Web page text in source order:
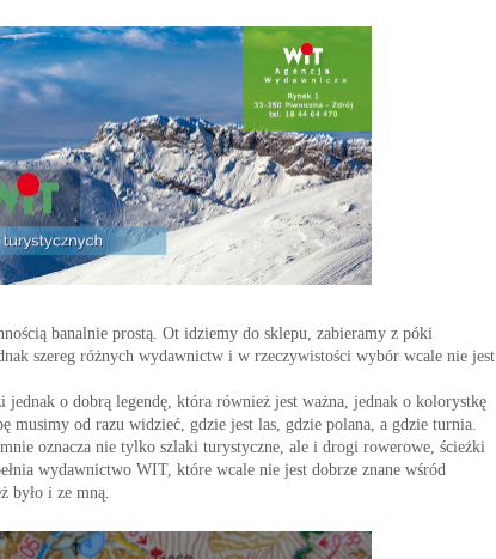
banalnie prostą. Ot idziemy do sklepu, zabieramy z póki
szereg różnych wydawnictw i w rzeczywistości wybór wcale nie jest
o dobrą legendę, która również jest ważna, jednak o kolorystkę
musimy od razu widzieć, gdzie jest las, gdzie polana, a gdzie turnia.
oznacza nie tylko szlaki turystyczne, ale i drogi rowerowe, ścieżki
wydawnictwo WIT, które wcale nie jest dobrze znane wśród
było i ze mną.